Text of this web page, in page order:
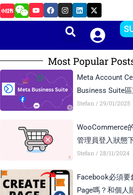
如何在Android Studio中更改APP
Y
o
u
e
F
a
c
o
k
I
n
s
t
a
r
a
m
L
i
n
i
X
-
t
w
i
t
t
e
r
Most Popular
Meta Account
Business Suite
Business
Stefan 29/01/2025
WooCommerce
管理員登入狀態
客模式下顯示異
Stefan 28/11/2024
Facebook必須
Page嗎？和個人